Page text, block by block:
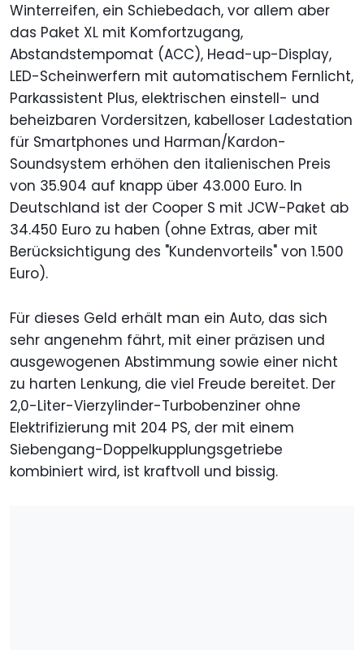
Winterreifen, ein Schiebedach, vor allem aber
das Paket XL mit Komfortzugang,
Abstandstempomat (ACC), Head-up-Display,
LED-Scheinwerfern mit automatischem Fernlicht,
Parkassistent Plus, elektrischen einstell- und
beheizbaren Vordersitzen, kabelloser Ladestation
für Smartphones und Harman/Kardon-
Soundsystem erhöhen den italienischen Preis
von 35.904 auf knapp über 43.000 Euro. In
Deutschland ist der Cooper S mit JCW-Paket ab
34.450 Euro zu haben (ohne Extras, aber mit
Berücksichtigung des "Kundenvorteils" von 1.500
Euro).
Für dieses Geld erhält man ein Auto, das sich
sehr angenehm fährt, mit einer präzisen und
ausgewogenen Abstimmung sowie einer nicht
zu harten Lenkung, die viel Freude bereitet. Der
2,0-Liter-Vierzylinder-Turbobenziner ohne
Elektrifizierung mit 204 PS, der mit einem
Siebengang-Doppelkupplungsgetriebe
kombiniert wird, ist kraftvoll und bissig.